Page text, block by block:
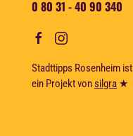
0 80 31 - 40 90 340
Stadttipps Rosenheim ist
ein Projekt von silgra ★